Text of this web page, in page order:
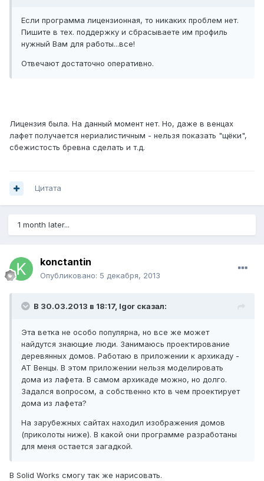
Если программа лицензионная, то никаких проблем нет.
Пишите в тех. поддержку и сбрасываете им профиль
нужный Вам для работы...все!
Отвечают достаточно оперативно.
Лицензия была. На данный момент нет. Но, даже в венцах
лафет получается нериалистичным - нельзя показать "щёки",
сбежистость бревна сделать и т.д.
Цитата
1 month later...
konctantin
Опубликовано: 5 декабря, 2013
В 30.03.2013 в 18:17, Igor сказал:
Эта ветка не особо популярна, но все же может
найдутся знающие люди. Занимаюсь проектирование
деревянных домов. Работаю в приложении к архикаду -
АТ Венцы. В этом приложении нельзя моделировать
дома из лафета. В самом архикаде можно, но долго.
Задался вопросом, а собственно кто в чем проектирует
дома из лафета?
На зарубежных сайтах находил изображения домов
(приколоты ниже). В какой они программе разработаны
для меня остается загадкой.
В Solid Works смогу так же нарисовать.